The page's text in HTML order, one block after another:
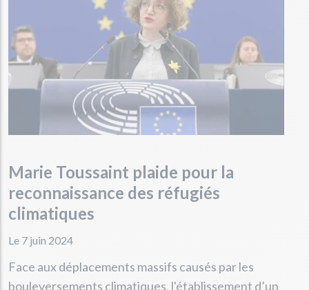
Marie Toussaint plaide pour la
reconnaissance des réfugiés
climatiques
Le 7 juin 2024
Face aux déplacements massifs causés par les
bouleversements climatiques, l'établissement d’un